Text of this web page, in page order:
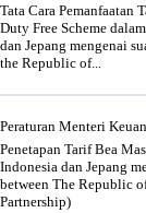
Tata Cara Pemanfaatan
Duty Free Scheme
dan Jepang mengenai
the Republic of...
Peraturan Menteri
Penetapan Tarif Bea
Indonesia dan Jepang
between The Republic
Partnership)